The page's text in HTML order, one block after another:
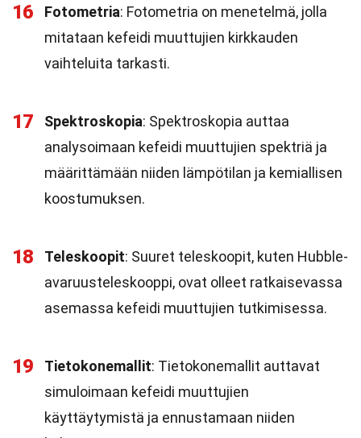
16 Fotometria: Fotometria on menetelmä, jolla
mitataan kefeidi muuttujien kirkkauden
vaihteluita tarkasti.
17 Spektroskopia: Spektroskopia auttaa
analysoimaan kefeidi muuttujien spektriä ja
määrittämään niiden lämpötilan ja kemiallisen
koostumuksen.
18 Teleskoopit: Suuret teleskoopit, kuten Hubble-
avaruusteleskooppi, ovat olleet ratkaisevassa
asemassa kefeidi muuttujien tutkimisessa.
19 Tietokonemallit: Tietokonemallit auttavat
simuloimaan kefeidi muuttujien
käyttäytymistä ja ennustamaan niiden